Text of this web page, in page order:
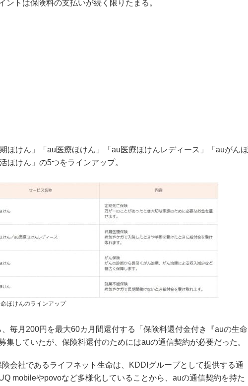
ントは保険料の支払いが続く限りたまる。
ほけん」「au医療ほけん」「au医療ほけんレディース」「auがんほ
ほけん」の5つをラインアップ。
ほけんのラインアップ
毎月200円を最大60カ月間還付する「保険料還付金付き『auの生命
集していたが、保険料還付のためにはauの通信契約が必要だった。
会社であるライフネット生命は、KDDIグループとして提供する通
mobileやpovoなど多様化していることから、auの通信契約を持た